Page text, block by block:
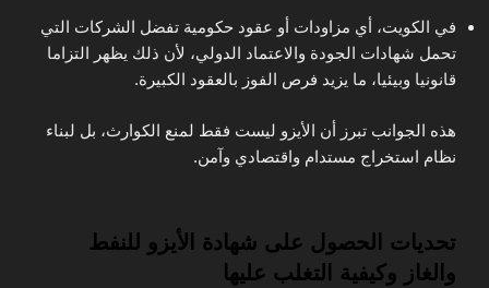
في الكويت، أي مزاودات أو عقود حكومية تفضل الشركات التي
تحمل شهادات الجودة والاعتماد الدولي، لأن ذلك يظهر التزاما
قانونيا وبيئيا، ما يزيد فرص الفوز بالعقود الكبيرة.
هذه الجوانب تبرز أن الأيزو ليست فقط لمنع الكوارث، بل لبناء
نظام استخراج مستدام واقتصادي وآمن.
تحديات الحصول على شهادة الأيزو للنفط
والغاز وكيفية التغلب عليها